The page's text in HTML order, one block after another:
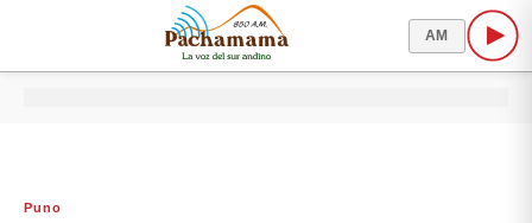
AM
Puno